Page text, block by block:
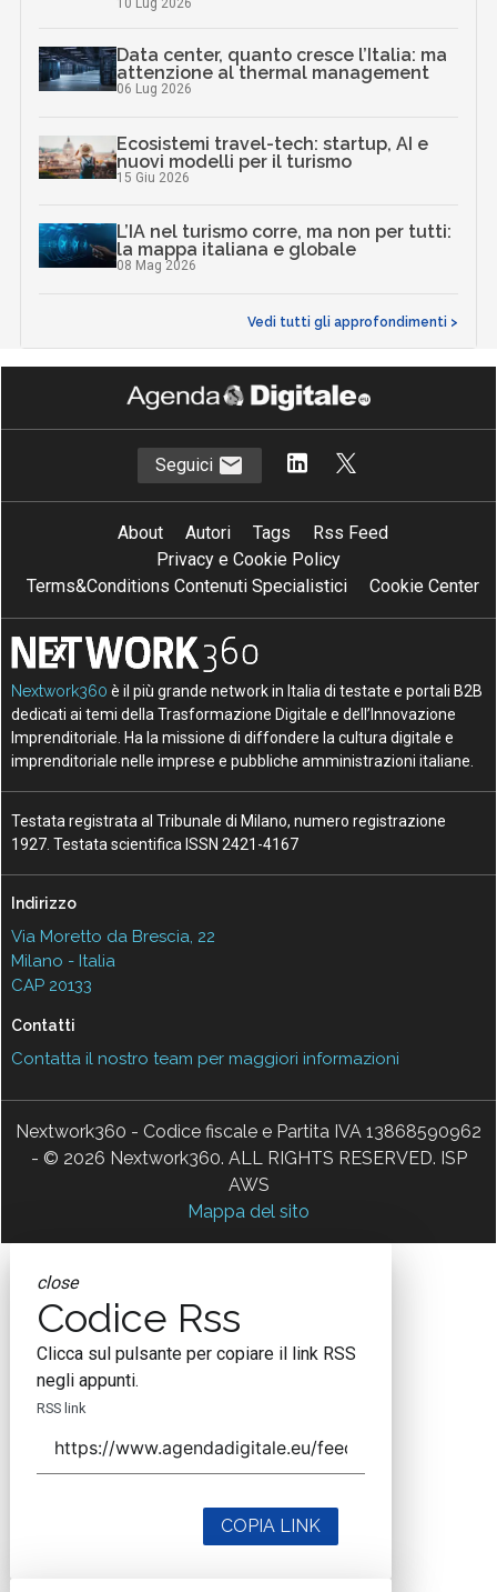
10 Lug 2026
Data center, quanto cresce l’Italia: ma
attenzione al thermal management
06 Lug 2026
Ecosistemi travel-tech: startup, AI e
nuovi modelli per il turismo
15 Giu 2026
L’IA nel turismo corre, ma non per tutti:
la mappa italiana e globale
08 Mag 2026
Vedi tutti gli approfondimenti >
Seguici
About Autori Tags
Rss Feed
Privacy e Cookie Policy
Terms&Conditions Contenuti Specialistici
Cookie Center
Nextwork360 è il più grande network in Italia di testate e portali B2B
dedicati ai temi della Trasformazione Digitale e dell’Innovazione
Imprenditoriale. Ha la missione di diffondere la cultura digitale e
imprenditoriale nelle imprese e pubbliche amministrazioni italiane.
Testata registrata al Tribunale di Milano, numero registrazione
1927. Testata scientifica ISSN 2421-4167
Indirizzo
Via Moretto da Brescia, 22
Milano - Italia
CAP 20133
Contatti
Contatta il nostro team per maggiori informazioni
Nextwork360 - Codice fiscale e Partita IVA 13868590962
- © 2026 Nextwork360. ALL RIGHTS RESERVED. ISP
AWS
Mappa del sito
close
Codice Rss
Clicca sul pulsante per copiare il link RSS
negli appunti.
RSS link
COPIA LINK